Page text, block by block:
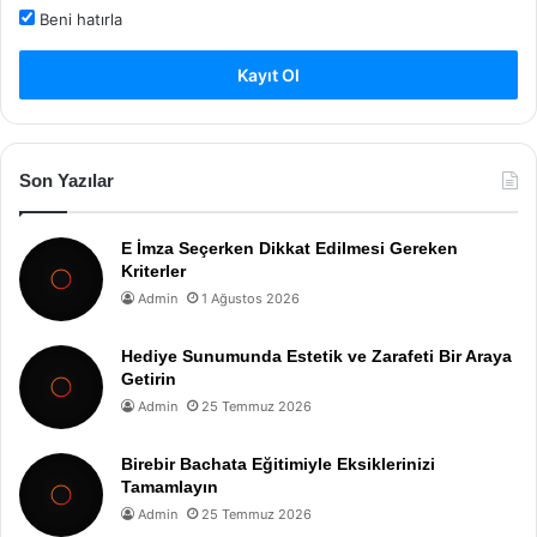
Beni hatırla
Kayıt Ol
Son Yazılar
E İmza Seçerken Dikkat Edilmesi Gereken
Kriterler
Admin 1 Ağustos 2026
Hediye Sunumunda Estetik ve Zarafeti Bir Araya
Getirin
Admin 25 Temmuz 2026
Birebir Bachata Eğitimiyle Eksiklerinizi
Tamamlayın
Admin 25 Temmuz 2026